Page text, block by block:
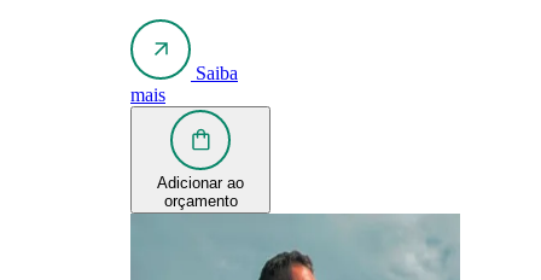
Saiba
mais
Adicionar ao
orçamento